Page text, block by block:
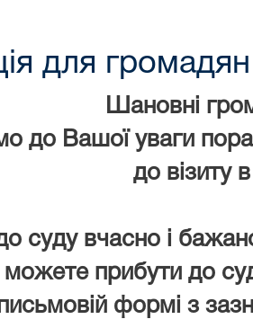
для громадян
Шановні
до Вашої уваги
до візиту
суду вчасно і
прибути до
формі з